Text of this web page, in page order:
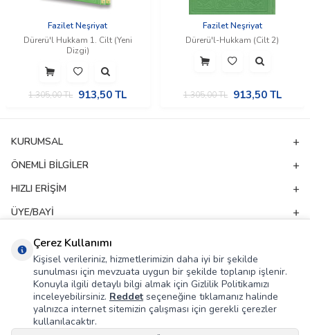
Fazilet Neşriyat
Dürerü'l Hukkam 1. Cilt (Yeni
Dizgi)
1.305,00TL 913,50 TL
Fazilet Neşriyat
Dürerü'l-Hukkam (Cilt 2)
1.305,00TL 913,50TL
KURUMSAL
ÖNEMLI BILGILER
HIZLI ERIŞIM
ÜYE/BAYI
ADRES & İLETIŞIM
E-Bülten Aboneliği
Kampanya ve yeniliklerden haberdar olmak için e-bültenimize abone olun!
GÖNDER
Çerez Kullanımı
Kişisel verileriniz, hizmetlerimizin daha iyi bir şekilde
sunulması için mevzuata uygun bir şekilde toplanıp işlenir.
Konuyla ilgili detaylı bilgi almak için Gizlilik Politikamızı
inceleyebilirsiniz. Reddet seçeneğine tıklamanız halinde
yalnızca internet sitemizin çalışması için gerekli çerezler
kullanılacaktır.